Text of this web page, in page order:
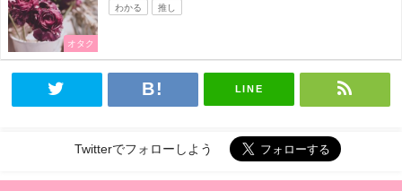
オタク
わかる 推し
LINE
Twitterでフォローしよう